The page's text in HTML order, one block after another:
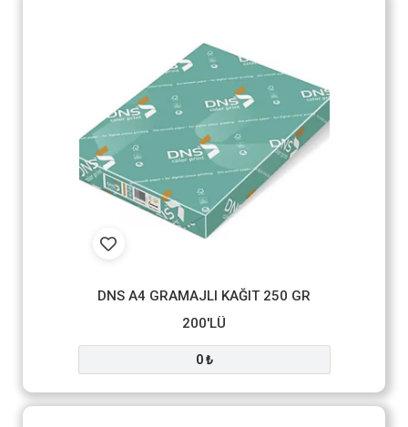
DNS A4 GRAMAJLI KAĞIT 250 GR
200'LÜ
0 ₺